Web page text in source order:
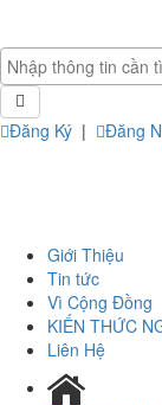
Đăng Ký | Đăng
Giới Thiệu
Tin tức
Vì Cộng Đồng
KIẾN THỨC
Liên Hệ